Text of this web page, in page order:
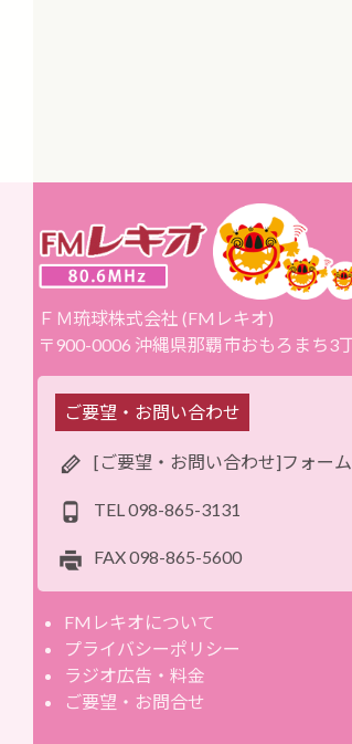
ＦＭ琉球株式会社 (FMレキオ)
〒900-0006 沖縄県那覇市おもろまち3
ご要望・お問い合わせ
[ご要望・お問い合わせ]フォー
TEL 098-865-3131
FAX098-865-5600
FMレキオについて
プライバシーポリシー
ラジオ広告・料金
ご要望・お問合せ